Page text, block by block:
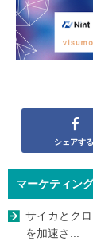
シェアする
マーケティン
サイカとク
を加速さ...